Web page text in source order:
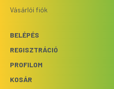
Vásárlói fiók
BELÉPÉS
REGISZTRÁCIÓ
PROFILOM
KOSÁR